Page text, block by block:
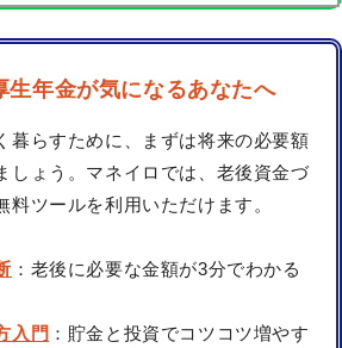
生年金が気になるあなたへ
暮らすために、まずは将来の必要額
しょう。マネイロでは、老後資金づ
料ツールを利用いただけます。
：老後に必要な金額が3分でわかる
入門 ：貯金と投資でコツコツ増やす